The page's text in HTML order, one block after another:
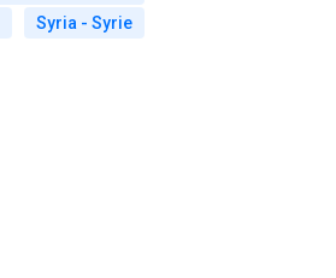
Syria - Syrie